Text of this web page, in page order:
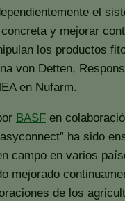
el
y mejorar
los productos
von Detten,
en Nufarm.
BASF en
ha sido
campo en varios
mejorado
de los